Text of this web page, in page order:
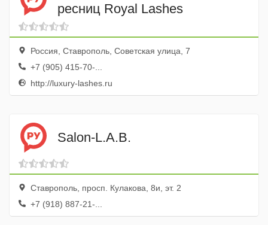
ресниц Royal Lashes
Россия, Ставрополь, Советская улица, 7
+7 (905) 415-70-...
http://luxury-lashes.ru
Salon-L.A.B.
Ставрополь, просп. Кулакова, 8и, эт. 2
+7 (918) 887-21-...